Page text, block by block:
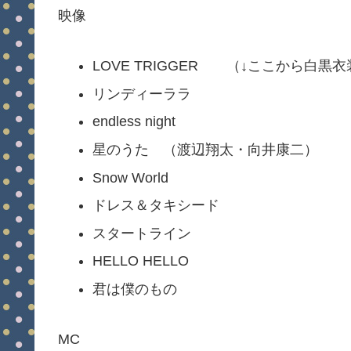
映像
LOVE TRIGGER （↓ここから白黒衣
リンディーララ
endless night
星のうた （渡辺翔太・向井康二）
Snow World
ドレス＆タキシード
スタートライン
HELLO HELLO
君は僕のもの
MC